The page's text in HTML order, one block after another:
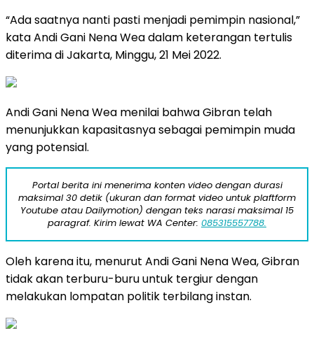
“Ada saatnya nanti pasti menjadi pemimpin nasional,”
kata Andi Gani Nena Wea dalam keterangan tertulis
diterima di Jakarta, Minggu, 21 Mei 2022.
Andi Gani Nena Wea menilai bahwa Gibran telah
menunjukkan kapasitasnya sebagai pemimpin muda
yang potensial.
Portal berita ini menerima konten video dengan durasi
maksimal 30 detik (ukuran dan format video untuk plaftform
Youtube atau Dailymotion) dengan teks narasi maksimal 15
paragraf. Kirim lewat WA Center: 085315557788.
Oleh karena itu, menurut Andi Gani Nena Wea, Gibran
tidak akan terburu-buru untuk tergiur dengan
melakukan lompatan politik terbilang instan.